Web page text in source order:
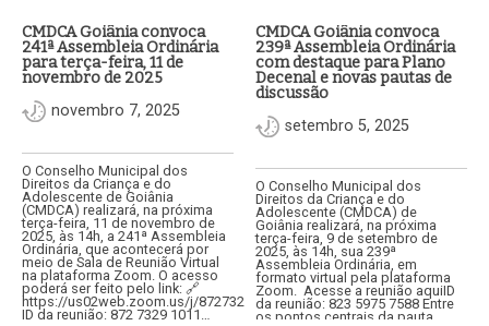
CMDCA Goiânia convoca
241ª Assembleia Ordinária
para terça-feira, 11 de
novembro de 2025
novembro 7, 2025
O Conselho Municipal dos
Direitos da Criança e do
Adolescente de Goiânia
(CMDCA) realizará, na próxima
terça-feira, 11 de novembro de
2025, às 14h, a 241ª Assembleia
Ordinária, que acontecerá por
meio de Sala de Reunião Virtual
na plataforma Zoom. O acesso
poderá ser feito pelo link: 🔗
https://us02web.zoom.us/j/87273291011🆔
ID da reunião: 872 7329 1011…
CMDCA Goiânia convoca
239ª Assembleia Ordinária
com destaque para Plano
Decenal e novas pautas de
discussão
setembro 5, 2025
O Conselho Municipal dos
Direitos da Criança e do
Adolescente (CMDCA) de
Goiânia realizará, na próxima
terça-feira, 9 de setembro de
2025, às 14h, sua 239ª
Assembleia Ordinária, em
formato virtual pela plataforma
Zoom. Acesse a reunião aquiID
da reunião: 823 5975 7588 Entre
os pontos centrais da pauta